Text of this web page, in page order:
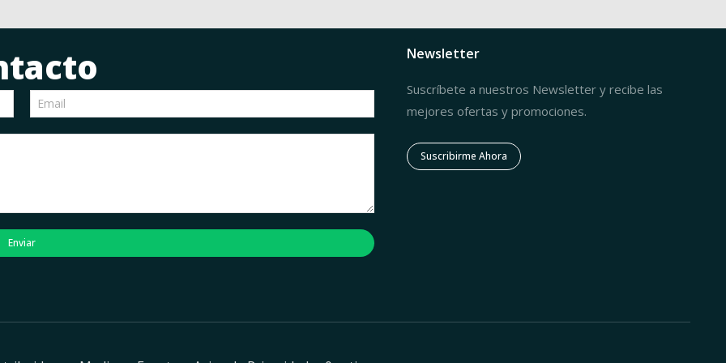
Enviar
Newsletter
Suscríbete a nuestros Newsletter y recibe las
mejores ofertas y promociones.
Suscribirme Ahora